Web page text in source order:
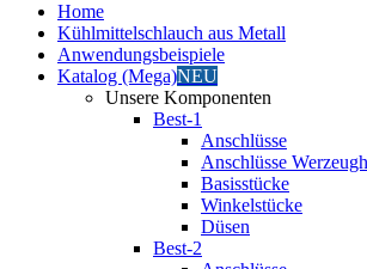
Home
Kühlmittelschlauch aus Metall
Anwendungsbeispiele
Katalog (Mega)NEU
Unsere Komponenten
Best-1
Anschlüsse
Anschlüsse
Basisstücke
Winkelstücke
Düsen
Best-2